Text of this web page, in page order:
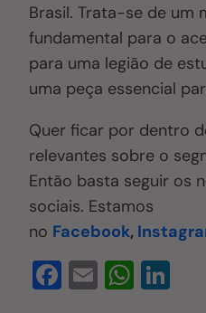
Brasil. Trata-se de um
fundamental para o
para uma legião de
uma peça essencial
Quer ficar por dentro
relevantes sobre o
Então basta seguir os
sociais. Estamos
no Facebook,
F E W